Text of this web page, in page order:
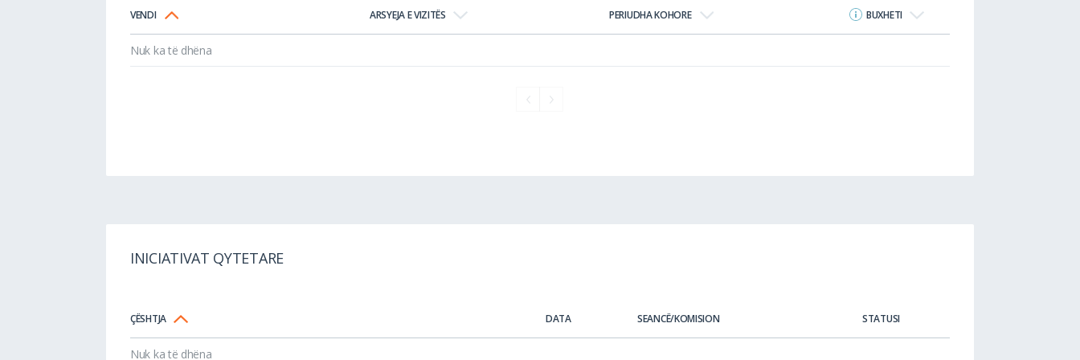
VENDI ARSYEJA E VIZITËS PERIUDHA KOHORE BUXHETI
Nuk ka të dhëna
INICIATIVAT QYTETARE
ÇËSHTJA DATA SEANCË/KOMISION STATUSI
Nuk ka të dhëna